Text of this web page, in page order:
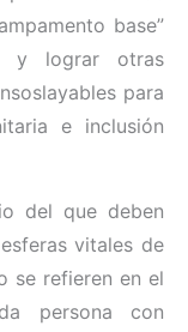
base”
y lograr otras
para
e inclusión
del que deben
vitales de
se refieren en el
persona con